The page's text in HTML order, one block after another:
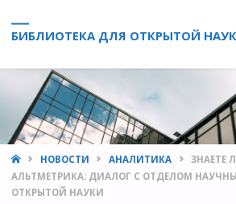
БИБЛИОТЕКА ДЛЯ ОТКРЫТОЙ
HOMEНОВОСТИ АНАЛИТИКА
ЗНАЕТЕ
АЛЬТМЕТРИКА: ДИАЛОГ С ОТДЕЛОМ
ОТКРЫТОЙ НАУКИ